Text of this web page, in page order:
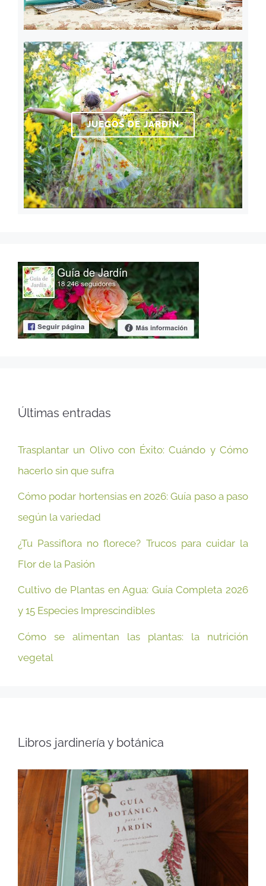
JUEGOS DE JARDÍN
Últimas entradas
Trasplantar un Olivo con Éxito: Cuándo y Cómo
hacerlo sin que sufra
Cómo podar hortensias en 2026: Guía paso a paso
según la variedad
¿Tu Passiflora no florece? Trucos para cuidar la
Flor de la Pasión
Cultivo de Plantas en Agua: Guía Completa 2026
y 15 Especies Imprescindibles
Cómo se alimentan las plantas: la nutrición
vegetal
Libros jardinería y botánica